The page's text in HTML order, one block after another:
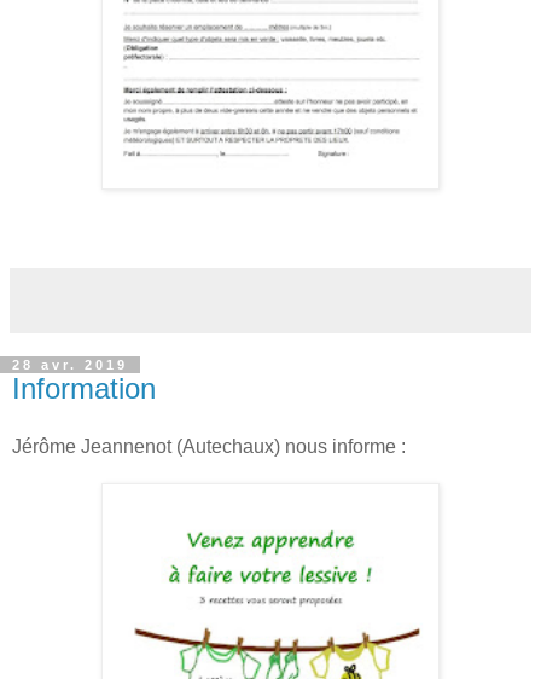
28 avr. 2019
Information
Jérôme Jeannenot (Autechaux) nous informe :